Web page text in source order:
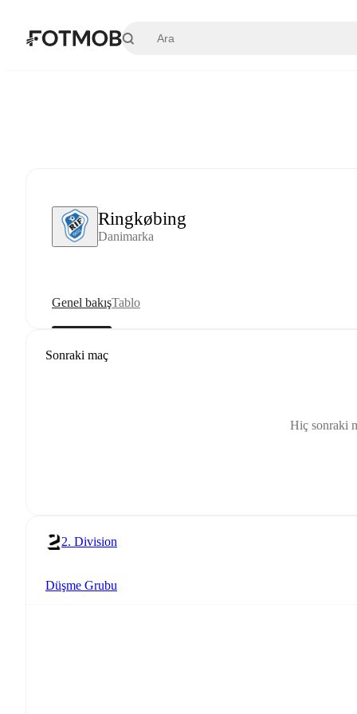
Ringkøbing
Danimarka
Genel bakışTablo
Sonraki maç
Hiç sonraki
2. Division
Düşme Grubu